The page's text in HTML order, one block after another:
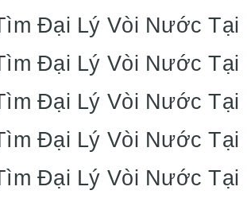
Đại Lý Vòi Nước
Đại Lý Vòi Nước
Đại Lý Vòi Nước
Đại Lý Vòi Nước
Đại Lý Vòi Nước